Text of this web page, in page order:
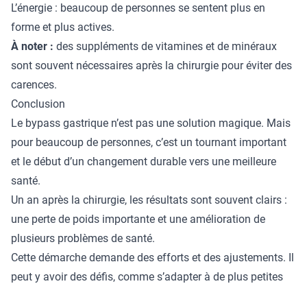
L’énergie : beaucoup de personnes se sentent plus en
forme et plus actives.
À noter : des suppléments de vitamines et de minéraux
sont souvent nécessaires après la chirurgie pour éviter des
carences.
Conclusion
Le bypass gastrique n’est pas une solution magique. Mais
pour beaucoup de personnes, c’est un tournant important
et le début d’un changement durable vers une meilleure
santé.
Un an après la chirurgie, les résultats sont souvent clairs :
une perte de poids importante et une amélioration de
plusieurs problèmes de santé.
Cette démarche demande des efforts et des ajustements. Il
peut y avoir des défis, comme s’adapter à de plus petites